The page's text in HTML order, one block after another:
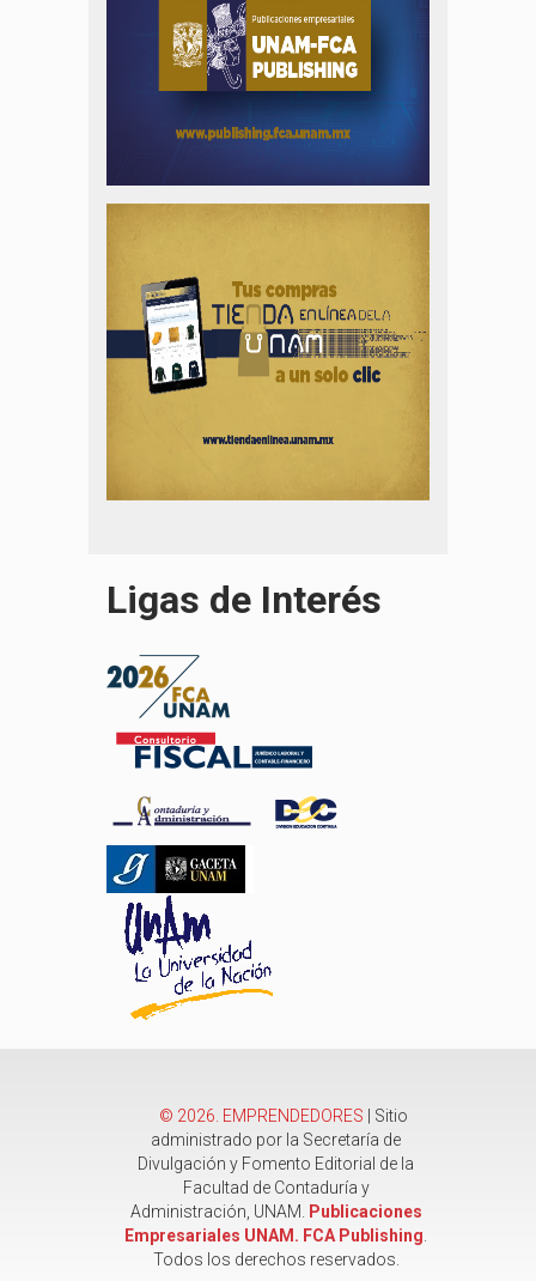
Ligas de Interés
© 2026 . EMPRENDEDORES | Sitio
administrado por la Secretaría de
Divulgación y Fomento Editorial de la
Facultad de Contaduría y
Administración, UNAM.
Publicaciones
Empresariales UNAM. FCA Publishing
Todos los derechos reservados.